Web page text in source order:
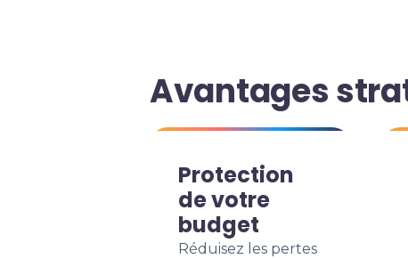
Avantages
Protection
de votre
budget
Réduisez les pertes